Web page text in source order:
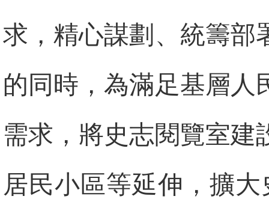
求，精心謀劃、統籌部
的同時，為滿足基層人
需求，將史志閱覽室建
居民小區等延伸，擴